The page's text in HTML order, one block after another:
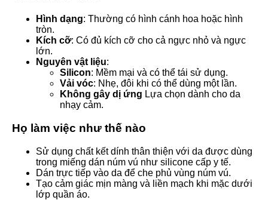
Hình dạng: Thường có hình cánh hoa hoặc hình
tròn.
Kích cỡ: Có đủ kích cỡ cho cả ngực nhỏ và ngực
lớn.
Nguyên vật liệu:
Silicon: Mềm mại và có thể tái sử dụng.
Vải vóc: Nhẹ, đôi khi có thể dùng một lần.
Không gây dị ứng Lựa chọn dành cho da
nhạy cảm.
Họ làm việc như thế nào
Sử dụng chất kết dính thân thiện với da được dùng
trong miếng dán núm vú như silicone cấp y tế.
Dán trực tiếp vào da để che phủ vùng núm vú.
Tạo cảm giác mịn màng và liền mạch khi mặc dưới
lớp quần áo.